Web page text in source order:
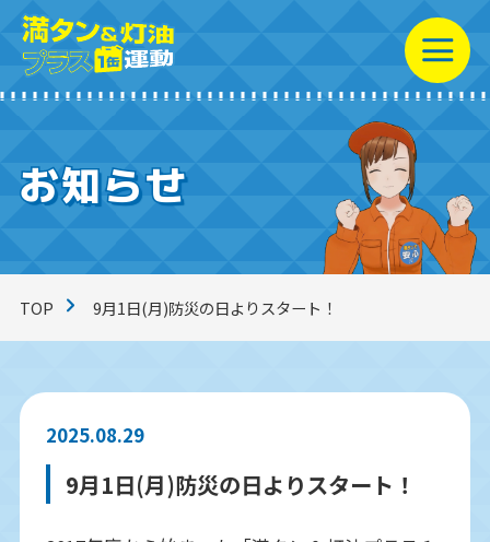
満タン＆灯油プラス1缶
コラム一覧
動画ライブラリー
お知らせ
お知らせ
TOP 9月1日(月)防災の日よりスタート！
2025.08.29
9月1日(月)防災の日よりスタート！